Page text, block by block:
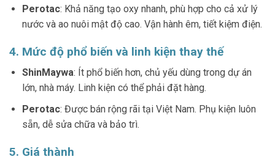
Perotac: Khả năng tạo oxy nhanh, phù hợp cho cả xử lý
nước và ao nuôi mật độ cao. Vận hành êm, tiết kiệm điện.
4. Mức độ phổ biến và linh kiện thay thế
ShinMaywa: Ít phổ biến hơn, chủ yếu dùng trong dự án
lớn, nhà máy. Linh kiện có thể phải đặt hàng.
Perotac: Được bán rộng rãi tại Việt Nam. Phụ kiện luôn
sẵn, dễ sửa chữa và bảo trì.
5. Giá thành